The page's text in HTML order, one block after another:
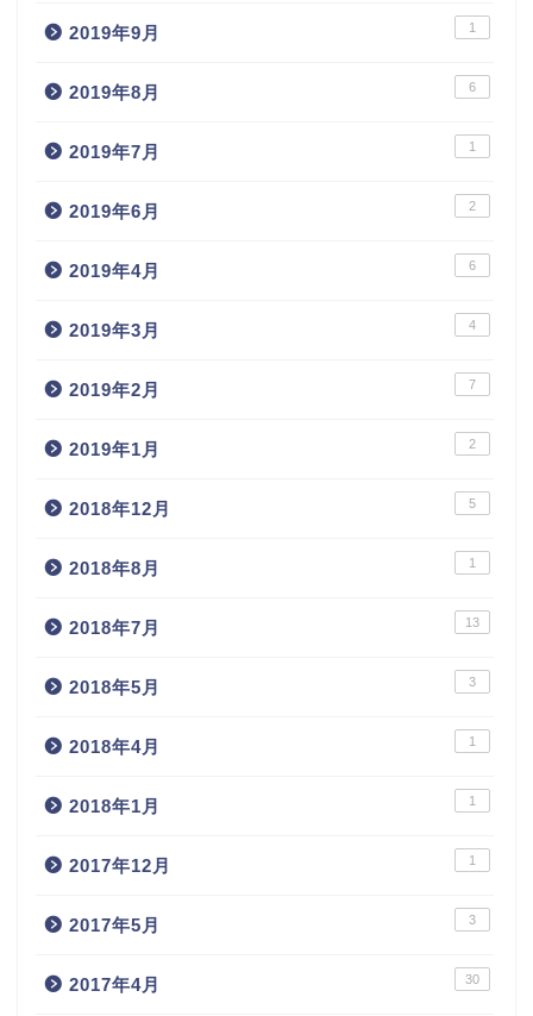
2019年9月 1
2019年8月 6
2019年7月 1
2019年6月 2
2019年4月 6
2019年3月 4
2019年2月 7
2019年1月 2
2018年12月 5
2018年8月 1
2018年7月 13
2018年5月 3
2018年4月 1
2018年1月 1
2017年12月 1
2017年5月 3
2017年4月 30